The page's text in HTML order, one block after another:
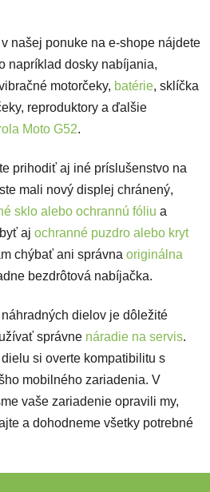
našej ponuke na e-shope nájdete
napríklad dosky nabíjania,
motorčeky, batérie, sklíčka
reproduktory a ďalšie
Moto G52.
prihodiť aj iné príslušenstvo na
mali nový displej chránený,
sklo alebo ochrannú fóliu a
aj ochranné puzdro alebo kryt
chýbať ani správna originálna
bezdrôtová nabíjačka.
dielov je dôležité
správne náradie na servis.
si overte kompatibilitu s
mobilného zariadenia. V
vaše zariadenie opravili my,
a dohodneme všetky potrebné